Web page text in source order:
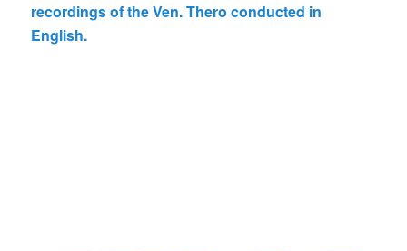
recordings of the Ven. Thero conducted in
English.